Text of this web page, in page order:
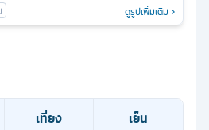
ดูรูปเพิ่มเติม
เที่ยง
เย็น